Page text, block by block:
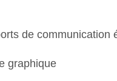
de communication
graphique